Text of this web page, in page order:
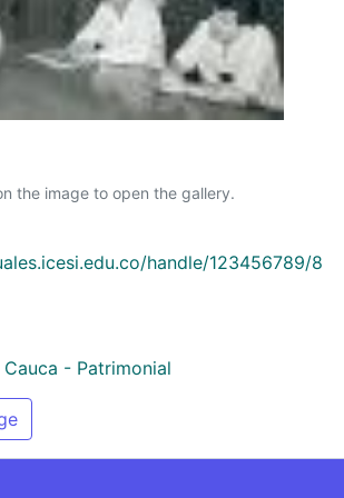
the image to open the gallery.
handle/123456789/8
- Patrimonial